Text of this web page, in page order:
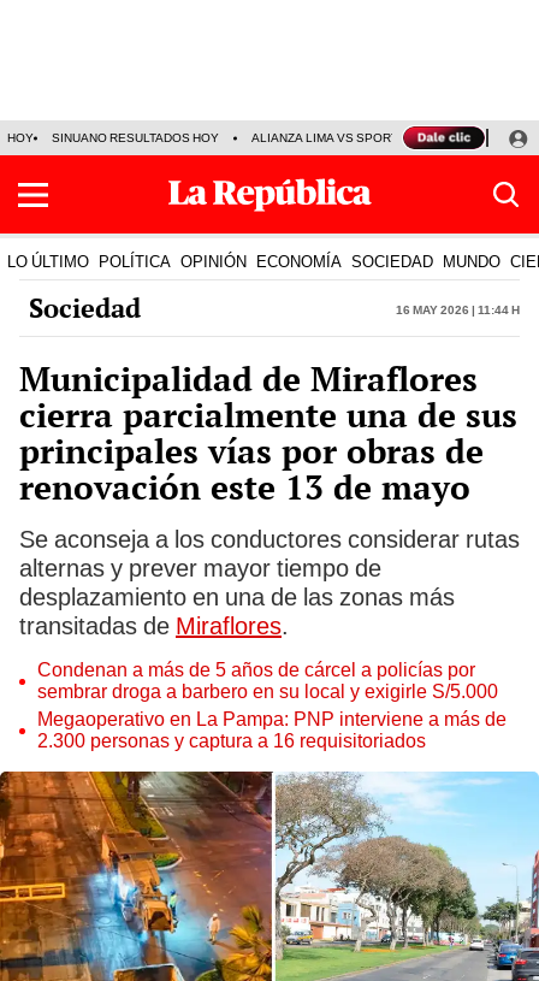
HOY SINUANO RESULTADOS HOY ALIANZA LIMA VS SPORT BOYS JORGE
LO ÚLTIMO POLÍTICA OPINIÓN ECONOMÍA SOCIEDAD MUNDO
Sociedad 16 May 2026 | 11:44 h
Municipalidad de Miraflores
cierra parcialmente una de sus
principales vías por obras de
renovación este 13 de mayo
Se aconseja a los conductores considerar rutas
alternas y prever mayor tiempo de
desplazamiento en una de las zonas más
transitadas de Miraflores.
Condenan a más de 5 años de cárcel a policías por
sembrar droga a barbero en su local y exigirle S/5.000
Megaoperativo en La Pampa: PNP interviene a más de
2.300 personas y captura a 16 requisitoriados